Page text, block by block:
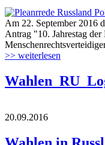
Am 22. September 2016
Antrag "10. Jahrestag
>> weiterlesen
20.09.2016